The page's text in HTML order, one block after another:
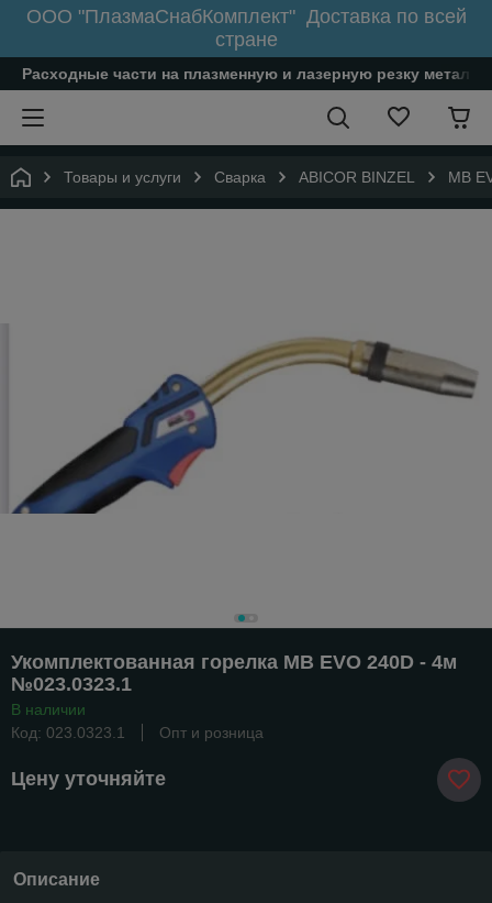
ООО "ПлазмаСнабКомплект" Доставка по всей
стране
Расходные части на плазменную и лазерную резку
Товары и услуги Сварка ABICOR BINZEL MB
Укомплектованная горелка MB EVO 240D - 4м
№023.0323.1
В наличии
Код: 023.0323.1
Опт и розница
Цену уточняйте
Описание